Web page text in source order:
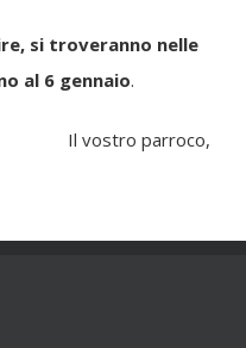
si troveranno nelle
al 6 gennaio.
Il vostro parroco,